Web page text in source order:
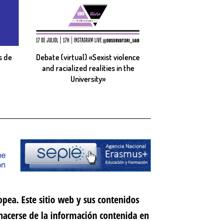
de
Debate (virtual) «Sexist violence
and racialized realities in the
University»
Este sitio web y sus contenidos
de la información contenida en